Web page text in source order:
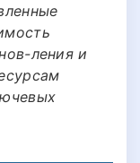
ления и